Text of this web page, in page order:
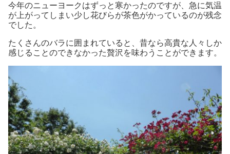
今年のニューヨークはずっと寒かったのですが、急に気温
が上がってしまい少し花びらが茶色がかっているのが残念
でした。
たくさんのバラに囲まれていると、昔なら高貴な人々しか
感じることのできなかった贅沢を味わうことができます。